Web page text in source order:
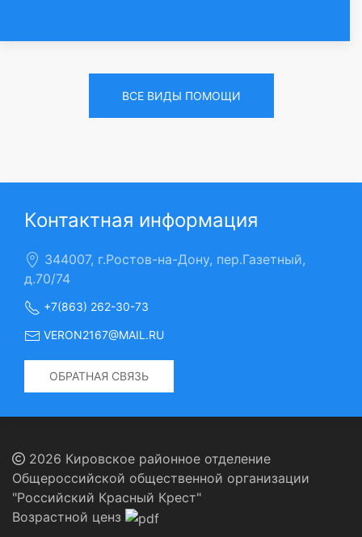
ВСЕ ВИДЫ ПОМОЩИ
Контактная информация
344007, г.Ростов-на-Дону, пер.Газетный,
д.70/74
+7(863) 262-30-73
VERON2167@MAIL.RU
ОБРАТНАЯ СВЯЗЬ
2026 Кировское районное отделение
Общероссийской общественной организации
"Российский Красный Крест"
Возрастной ценз